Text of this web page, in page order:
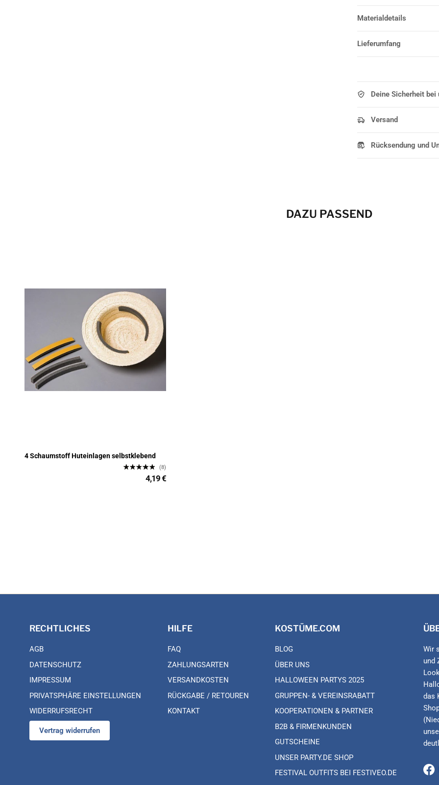
Materialdetails
Lieferumfang
Deine Sicherheit bei
Versand
Rücksendung und
DAZU PASSEND
4 Schaumstoff Huteinlagen selbstklebend
(8)
4,19 €
RECHTLICHES
AGB
DATENSCHUTZ
IMPRESSUM
PRIVATSPHÄRE EINSTELLUNGEN
WIDERRUFSRECHT
Vertrag widerrufen
HILFE
FAQ
ZAHLUNGSARTEN
VERSANDKOSTEN
RÜCKGABE / RETOUREN
KONTAKT
KOSTÜME.COM
BLOG
ÜBER UNS
HALLOWEEN PARTYS 2025
GRUPPEN- & VEREINSRABATT
KOOPERATIONEN & PARTNER
B2B & FIRMENKUNDEN
GUTSCHEINE
UNSER PARTY.DE SHOP
FESTIVAL OUTFITS BEI FESTIVEO.DE
Wir
und
das